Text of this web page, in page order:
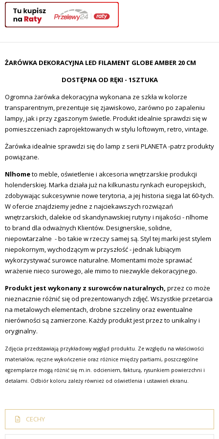
ŻARÓWKA DEKORACYJNA LED FILAMENT GLOBE AMBER 20 CM
DOSTĘPNA OD RĘKI - 1SZTUKA
Ogromna żarówka dekoracyjna wykonana ze szkła w kolorze
transparentnym, prezentuje się zjawiskowo, zarówno po zapaleniu
lampy, jak i przy zgaszonym świetle. Produkt idealnie sprawdzi się w
pomieszczeniach zaprojektowanych w stylu loftowym, retro, vintage.
Żarówka idealnie sprawdzi się do lamp z serii PLANETA -patrz produkty
powiązane.
Nlhometo meble, oświetlenie i akcesoria wnętrzarskie produkcji
holenderskiej. Marka działa już na kilkunastu rynkach europejskich,
zdobywając sukcesywnie nowe terytoria, a jej historia sięga lat 60-tych.
W ofercie znajdziemy jedne z najciekawszych rozwiązań
wnętrzarskich, dalekie od skandynawskiej rutyny i nijakości - nlhome
to brand dla odważnych Klientów. Designerskie, solidne,
niepowtarzalne - bo takie w rzeczy samej są. Styl tej marki jest stylem
niepokornym, wychodzącym w przyszłość - jednak lubiącym
wykorzystywać surowce naturalne. Momentami może sprawiać
wrażenie nieco surowego, ale mimo to niezwykle dekoracyjnego.
Produkt jest wykonany z surowców naturalnych, przez co może
nieznacznie różnić się od prezentowanych zdjęć. Wszystkie przetarcia
na metalowych elementach, drobne szczeliny oraz ewentualne
nierówności są zamierzone. Każdy produkt jest przez to unikalny i
oryginalny.
Zdjęcia przedstawiają przykładowy wygląd produktu. Ze względu na właściwości
materiałów, ręczne wykończenie oraz różnice między partiami, poszczególne
egzemplarze mogą różnić się m.in. odcieniem, fakturą, rysunkiem powierzchni i
detalami. Odbiór koloru zależy również od oświetlenia i ustawień ekranu.
CECHY